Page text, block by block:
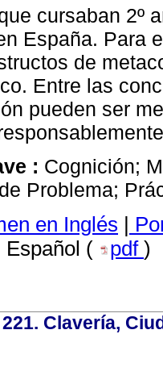
cursaban 2º
España. Para
de
Entre las
pueden ser
: Cognición;
Problema;
en Inglés |
Español ( pdf )
Clavería,